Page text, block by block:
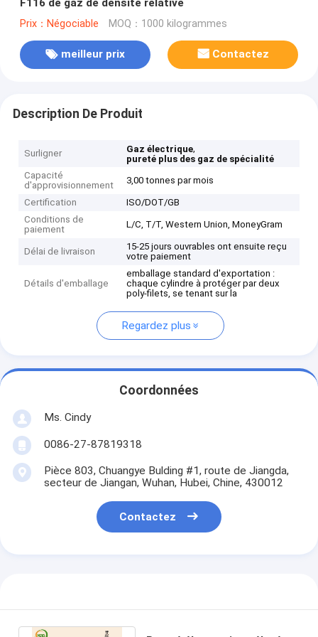
F116 de gaz de densité relative
Prix：Négociable MOQ：1000 kilogrammes
meilleur prix Contactez
Description De Produit
Surligner Gaz électrique,
pureté plus des gaz de spécialité
Capacité
d'approvisionnement
3,00 tonnes par mois
Certification
ISO/DOT/GB
Conditions de
paiement
L/C, T/T, Western Union, MoneyGram
Délai de livraison
15-25 jours ouvrables ont ensuite reçu
votre paiement
Détails d'emballage
emballage standard d'exportation :
chaque cylindre à protéger par deux
poly-filets, se tenant sur la
Regardez plus
Coordonnées
Ms. Cindy
0086-27-87819318
Pièce 803, Chuangye Bulding #1, route de Jiangda,
secteur de Jiangan, Wuhan, Hubei, Chine, 430012
Contactez